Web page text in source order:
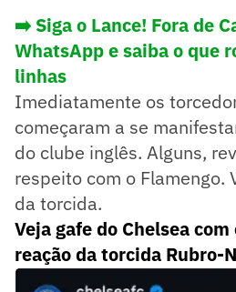
➡️ Siga o Lance! Fora de
WhatsApp e saiba o que
linhas
Imediatamente os
começaram a se
do clube inglês. Alguns,
respeito com o Flamengo.
da torcida.
Veja gafe do Chelsea
reação da torcida Rubro-